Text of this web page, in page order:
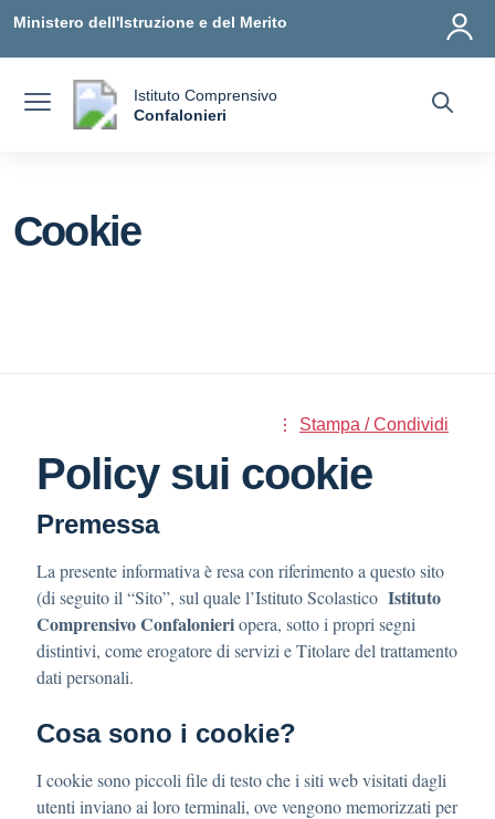
Ministero dell'Istruzione e del Merito
Istituto Comprensivo
Confalonieri
Cookie
Stampa / Condividi
Policy sui cookie
Premessa
La presente informativa è resa con riferimento a questo sito
(di seguito il “Sito”, sul quale l’Istituto Scolastico Istituto
Comprensivo Confalonieriopera, sotto i propri segni
distintivi, come erogatore di servizi e Titolare del trattamento
dati personali.
Cosa sono i cookie?
I cookie sono piccoli file di testo che i siti web visitati dagli
utenti inviano ai loro terminali, ove vengono memorizzati per